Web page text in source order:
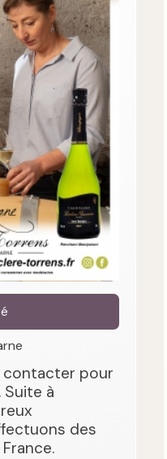
contacter pour
à
des